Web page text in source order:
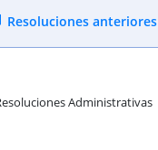
Resoluciones anteriores
Administrativas